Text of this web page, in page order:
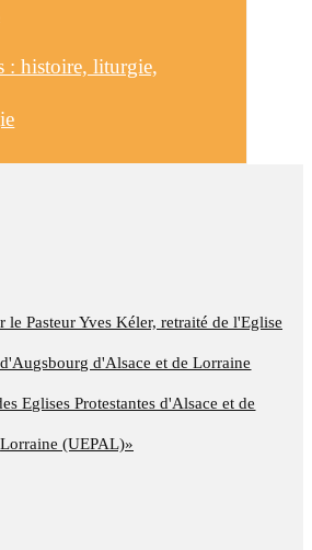
le Pasteur Yves Kéler, retraité de l'Eglise
d'Alsace et de Lorraine
Eglises Protestantes d'Alsace et de
Lorraine (UEPAL)»
: histoire, liturgie,